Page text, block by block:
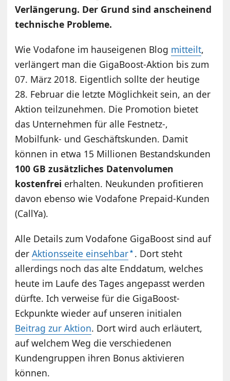
Verlängerung. Der Grund sind anscheinend
technische Probleme.
Wie Vodafone im hauseigenen Blog mitteilt,
verlängert man die GigaBoost-Aktion bis zum
07. März 2018. Eigentlich sollte der heutige
28. Februar die letzte Möglichkeit sein, an der
Aktion teilzunehmen. Die Promotion bietet
das Unternehmen für alle Festnetz-,
Mobilfunk- und Geschäftskunden. Damit
können in etwa 15 Millionen Bestandskunden
100 GB zusätzliches Datenvolumen
kostenfrei erhalten. Neukunden profitieren
davon ebenso wie Vodafone Prepaid-Kunden
(CallYa).
Alle Details zum Vodafone GigaBoost sind auf
derAktionsseite einsehbar . Dort steht
allerdings noch das alte Enddatum, welches
heute im Laufe des Tages angepasst werden
dürfte. Ich verweise für die GigaBoost-
Eckpunkte wieder auf unseren initialen
Beitrag zur Aktion. Dort wird auch erläutert,
auf welchem Weg die verschiedenen
Kundengruppen ihren Bonus aktivieren
können.